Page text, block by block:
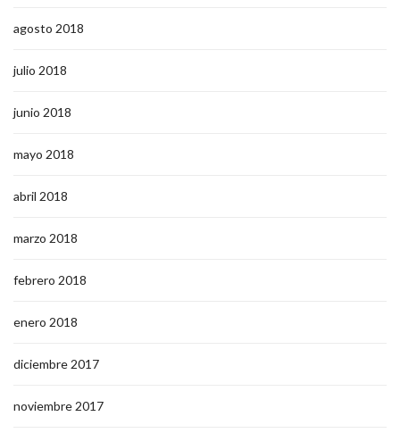
agosto 2018
julio 2018
junio 2018
mayo 2018
abril 2018
marzo 2018
febrero 2018
enero 2018
diciembre 2017
noviembre 2017